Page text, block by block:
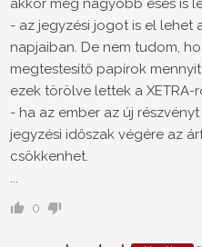
akkor még nagyobb esés is
- az jegyzési jogot is el lehet
napjaiban. De nem tudom,
megtestesítő papírok
ezek törölve lettek a XETRA-
- ha az ember az új
jegyzési időszak végére az
csökkenhet.
...
0